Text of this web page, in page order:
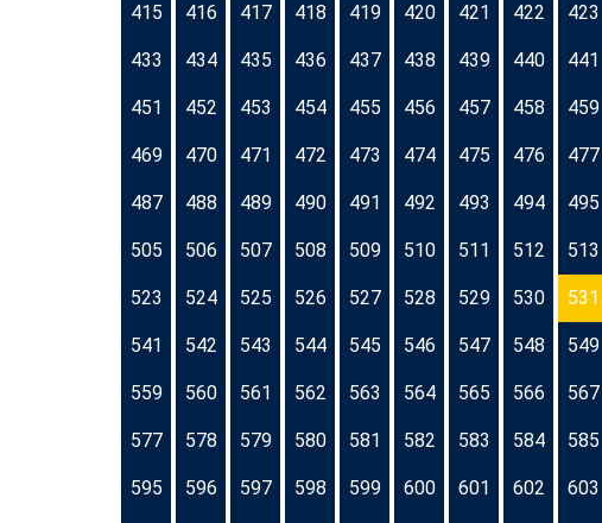
415 416 417 418 419 420 421 422 423
433 434 435 436 437 438 439 440 441
451 452 453 454 455 456 457 458 459
469 470 471 472 473 474 475 476 477
487 488 489 490 491 492 493 494 495
505 506 507 508 509 510 511 512 513
523 524 525 526 527 528 529 530 531
541 542 543 544 545 546 547 548 549
559 560 561 562 563 564 565 566 567
577 578 579 580 581 582 583 584 585
595 596 597 598 599 600 601 602 603